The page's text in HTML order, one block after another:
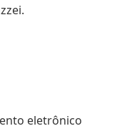
eletrônico